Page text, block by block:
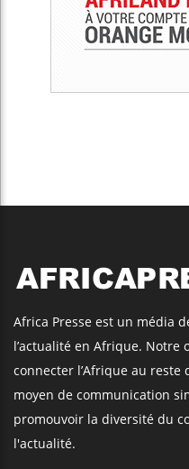
Africa Presse est un média
l’actualité en Afrique.
connecter l’Afrique au reste
moyen de communication
promouvoir la diversité du
l'actualité.